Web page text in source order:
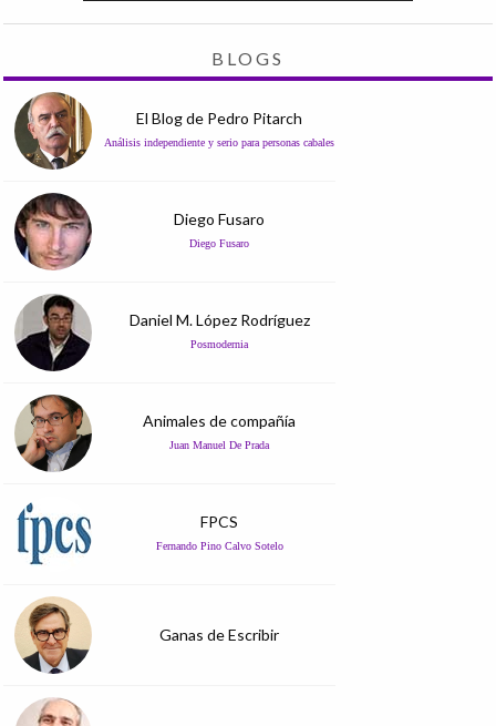
BLOGS
El Blog de Pedro Pitarch
Análisis independiente y serio para personas cabales
Diego Fusaro
Diego Fusaro
Daniel M. López Rodríguez
Posmodernia
Animales de compañía
Juan Manuel De Prada
FPCS
Fernando Pino Calvo Sotelo
Ganas de Escribir